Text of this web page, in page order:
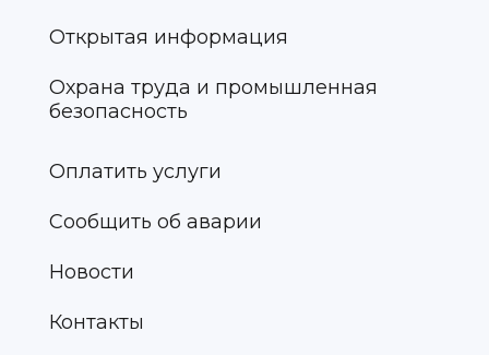
Открытая информация
Охрана труда и промышленная
безопасность
Оплатить услуги
Сообщить об аварии
Новости
Контакты